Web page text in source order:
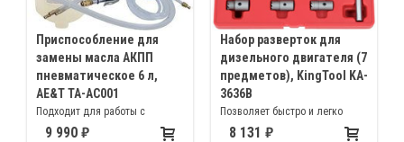
Приспособление для
замены масла АКПП
пневматическое 6 л,
AE&T TA-AC001
Подходит для работы с
большинством автомобилей с
9 990
Набор разверток для
дизельного двигателя (7
предметов), KingTool KA-
3636B
Позволяет быстро и легко
осуществить чистку и ремонт
8 131